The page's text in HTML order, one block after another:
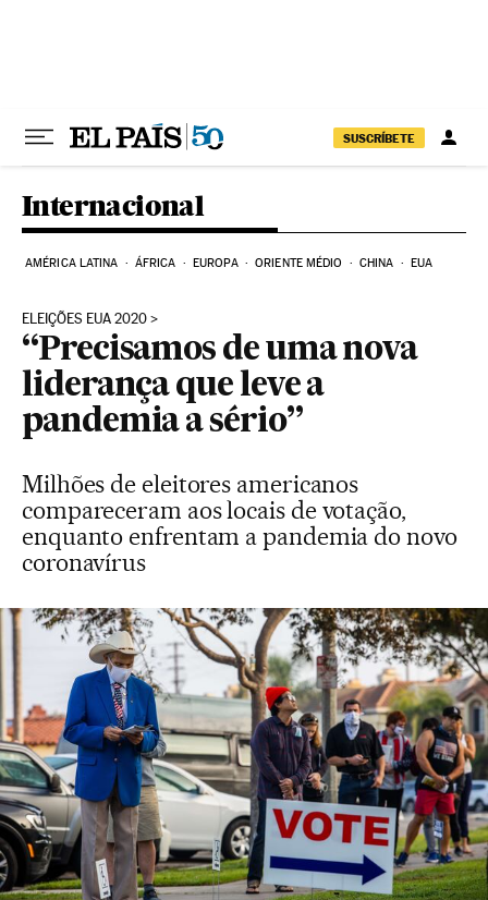
SUSCRÍBETE
Internacional
AMÉRICA LATINA ÁFRICA EUROPA ORIENTE MÉDIO CHINA EUA
ELEIÇÕES EUA 2020
“Precisamos de uma nova
liderança que leve a
pandemia a sério”
Milhões de eleitores americanos
compareceram aos locais de votação,
enquanto enfrentam a pandemia do novo
coronavírus